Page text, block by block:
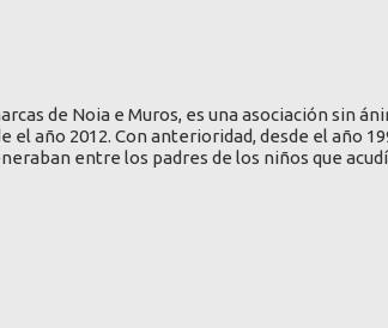
de Noia e Muros, es una asociación sin
año 2012. Con anterioridad, desde el año
entre los padres de los niños que